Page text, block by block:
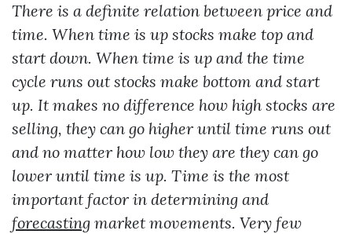
There is a definite relation between price and
time. When time is up stocks make top and
start down. When time is up and the time
cycle runs out stocks make bottom and start
up. It makes no difference how high stocks are
selling, they can go higher until time runs out
and no matter how low they are they can go
lower until time is up. Time is the most
important factor in determining and
forecasting market movements. Very few